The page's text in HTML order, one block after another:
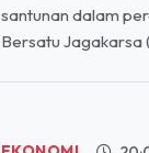
santunan dalam
Bersatu Jagakarsa